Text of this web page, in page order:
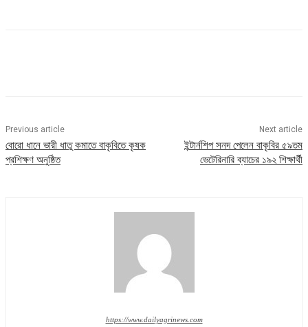
Previous article
বোরো ধানে ভারী ধাতু কমাতে বাকৃবিতে কৃষক
প্রশিক্ষণ অনুষ্ঠিত
Next article
ইন্টার্নশিপ সনদ পেলেন বাকৃবির ৫৯তম
ভেটেরিনারি ব্যাচের ১৯২ শিক্ষার্থী
https://www.dailyagrinews.com